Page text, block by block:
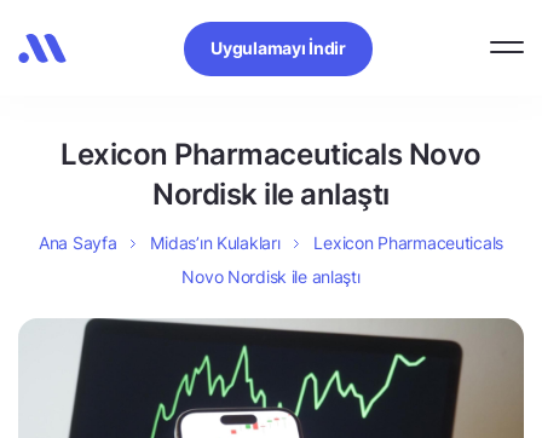
Uygulamayı İndir
Lexicon Pharmaceuticals Novo
Nordisk ile anlaştı
Ana Sayfa Midas’ın Kulakları
Lexicon Pharmaceuticals
Novo Nordisk ile anlaştı